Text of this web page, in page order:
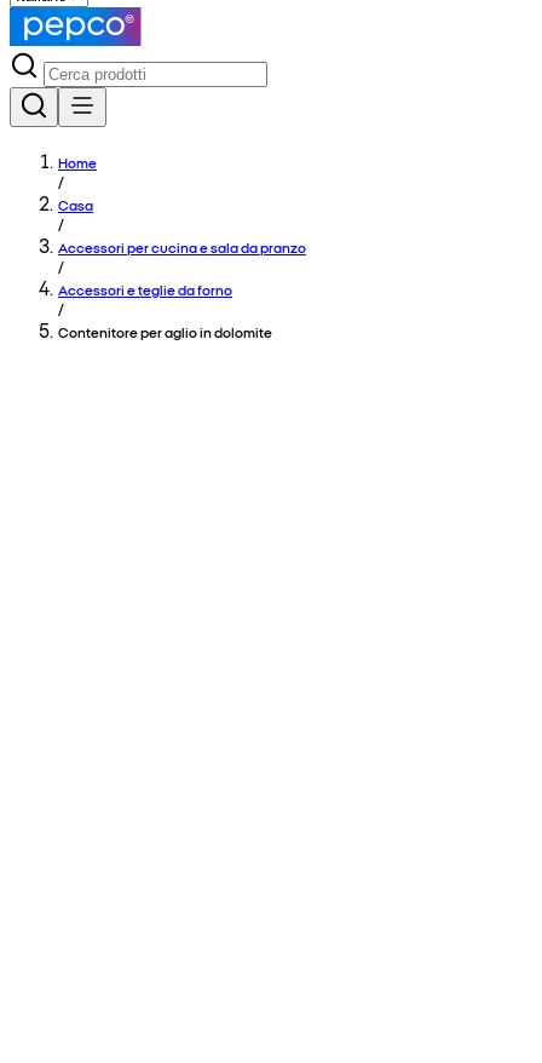
Home
/
Casa
/
Accessori per cucina e sala da pranzo
/
Accessori e teglie da forno
/
Contenitore per aglio in dolomite